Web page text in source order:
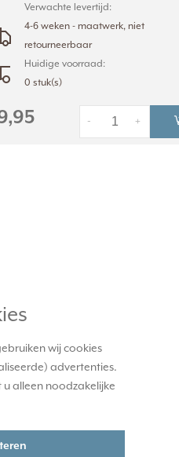
wij cookies
advertenties.
u alleen noodzakelijke
Verwachte levertijd:
4-6 weken - maatwerk, niet
retourneerbaar
Huidige voorraad:
0 stuk(s)
+
-